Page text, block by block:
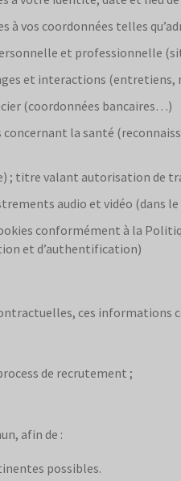
vos coordonnées telles
et professionnelle
et interactions
(coordonnées bancaires…)
concernant la santé
; titre valant autorisation de
audio et vidéo (dans
conformément à la
et d’authentification)
ces informations
de recrutement ;
afin de :
possibles.